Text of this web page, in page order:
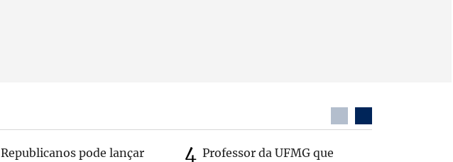
Republicanos pode lançar
Professor da UFMG que